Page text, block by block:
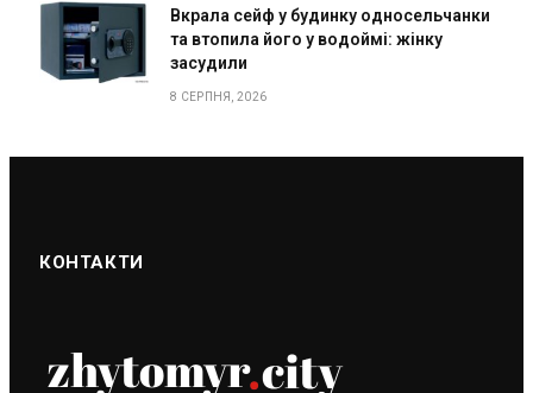
Вкрала сейф у будинку односельчанки
та втопила його у водоймі: жінку
засудили
8 СЕРПНЯ, 2026
КОНТАКТИ